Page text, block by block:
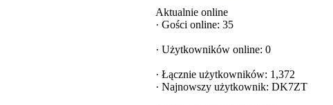
Aktualnie online
· Gości online: 35
· Użytkowników online: 0
· Łącznie użytkowników: 1,372
· Najnowszy użytkownik: DK7ZT